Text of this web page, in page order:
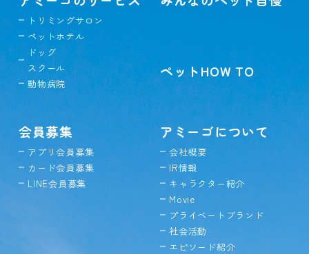
トリミングサロン
ペットホテル
ドッグ
スクール
動物病院
ペットHOW TO
会員募集
アプリ会員募集
カード会員募集
LINE会員募集
アミーゴについて
会社概要
IR情報
キャラクター紹介
Movie
プライベートブランド
社会活動
エピソード紹介